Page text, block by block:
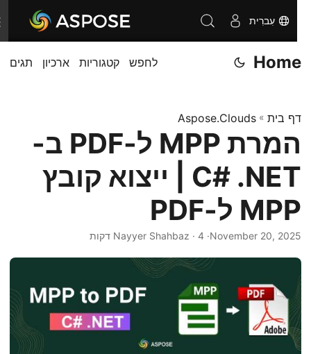
עִברִית
Home לחפש קטגוריות ארכיון תגים
דף בית»
Aspose.Clouds
המרת MPP ל-PDF ב-
C# .NET | ייצוא קובץ
MPP ל-PDF
November 20, 2025· Nayyer Shahbaz · 4 דקות